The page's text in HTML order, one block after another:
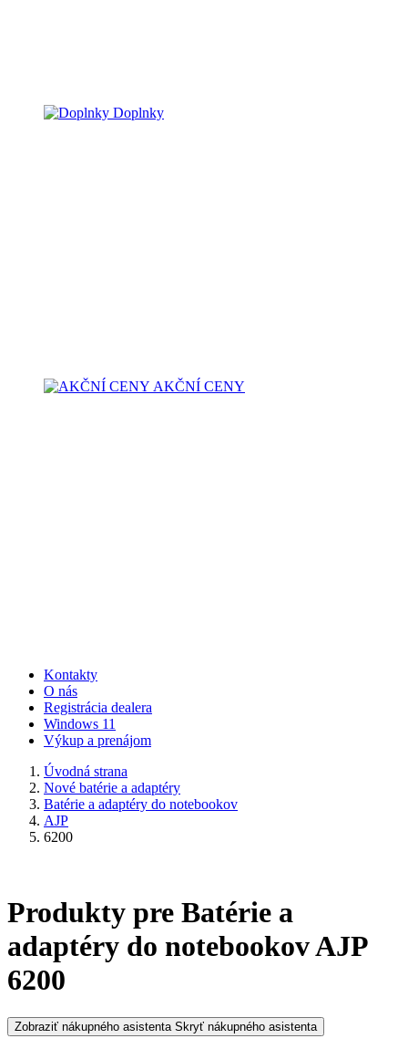
Doplnky
AKČNÍ CENY
Kontakty
O nás
Registrácia dealera
Windows 11
Výkup a prenájom
Úvodná strana
Nové batérie a adaptéry
Batérie a adaptéry do notebookov
AJP
6200
Produkty pre Batérie a
adaptéry do notebookov AJP
6200
Zobraziť nákupného asistenta Skryť nákupného asistenta